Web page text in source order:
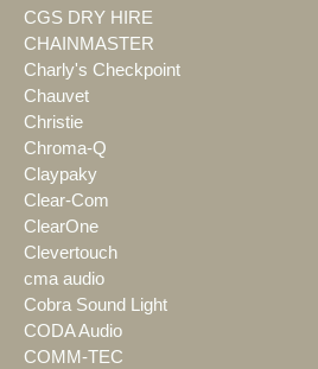
CGS DRY HIRE
CHAINMASTER
Charly's Checkpoint
Chauvet
Christie
Chroma-Q
Claypaky
Clear-Com
ClearOne
Clevertouch
cma audio
Cobra Sound Light
CODA Audio
COMM-TEC